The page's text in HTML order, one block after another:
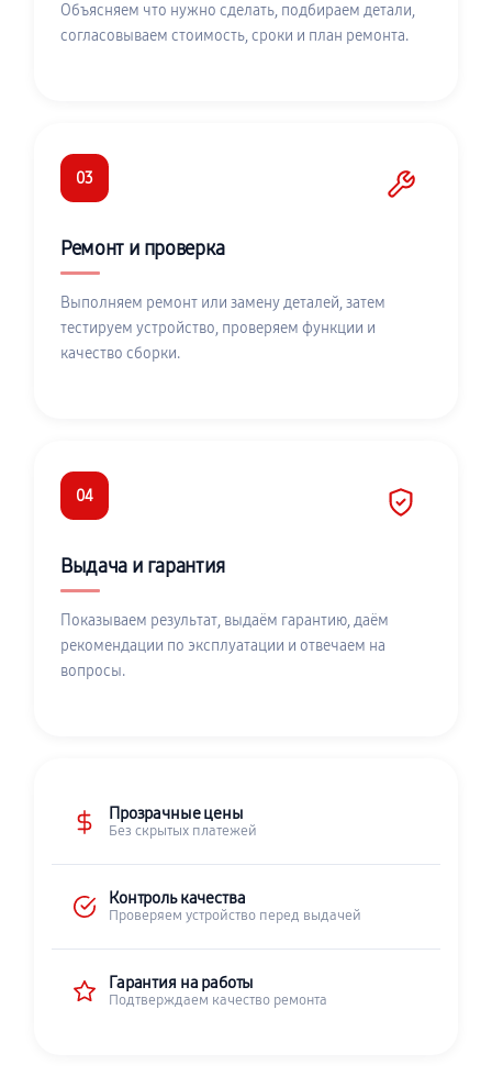
Объясняем что нужно сделать, подбираем детали,
согласовываем стоимость, сроки и план ремонта.
03
Ремонт и проверка
Выполняем ремонт или замену деталей, затем
тестируем устройство, проверяем функции и
качество сборки.
04
Выдача и гарантия
Показываем результат, выдаём гарантию, даём
рекомендации по эксплуатации и отвечаем на
вопросы.
Прозрачные цены
Без скрытых платежей
Контроль качества
Проверяем устройство перед выдачей
Гарантия на работы
Подтверждаем качество ремонта